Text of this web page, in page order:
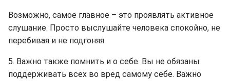
Возможно, самое главное – это проявлять активное
слушание. Просто выслушайте человека спокойно, не
перебивая и не подгоняя.
5. Важно также помнить и о себе. Вы не обязаны
поддерживать всех во вред самому себе. Важно